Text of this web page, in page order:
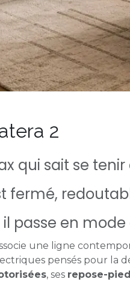
2
qui sait se
fermé,
passe en mode
une ligne
pensés pour la
, ses repose-